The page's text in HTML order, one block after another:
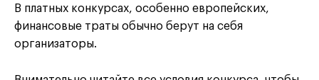
В платных конкурсах, особенно европейских,
финансовые траты обычно берут на себя
организаторы.